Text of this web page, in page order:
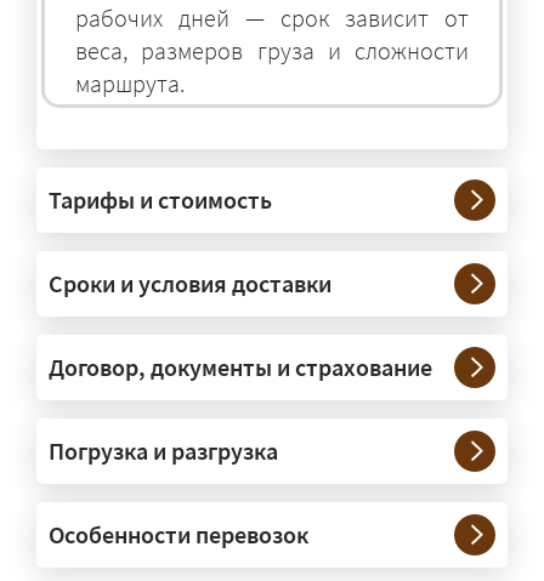
рабочих дней — срок зависит от
веса, размеров груза и сложности
маршрута.
— На тралах и низкорамниках —
платформах, рассчитанных на
крупногабаритную технику и
конструкции. Транспорт подбираем
под конкретные размеры и вес груза.
сопровождение?
— При необходимости — да, и мы их
организуем. Потребность в машинах
прикрытия зависит от габаритов
Тарифы и стоимость
Сроки и условия доставки
Договор, документы и страхование
Погрузка и разгрузка
Особенности перевозок